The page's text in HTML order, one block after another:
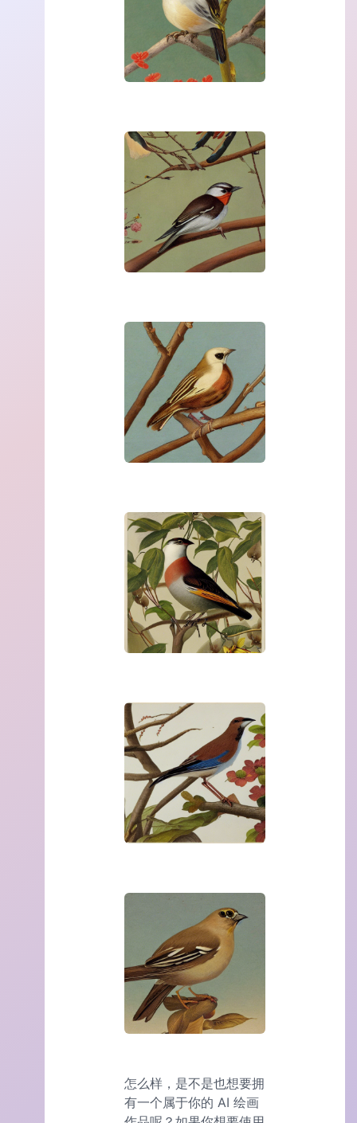
怎么样，是不是也想要拥
有一个属于你的 AI 绘画